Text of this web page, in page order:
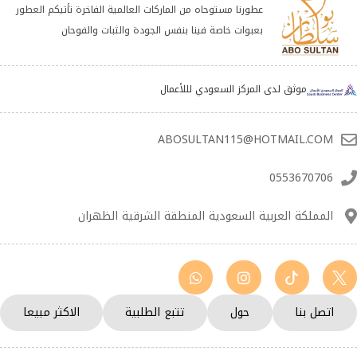
عطورنا مستوحاه من الماركات العالمية الفاخرة تأتيكم العطور
بعبوات خاصة فينا بنفس الجودة والثبات والفوحان
موثق لدى المركز السعودي لللأعمال
ABOSULTAN115@HOTMAIL.COM
0553670706
المملكة العربية السعودية المنطقة الشرقية الظهران
اتصل بنا حول تتبع الطلبية الاكثر مبيعا